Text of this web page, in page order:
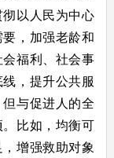
以人民为中心
，加强老龄和
福利、社会事
，提升公共服
与促进人的全
比如，均衡可
增强救助对象